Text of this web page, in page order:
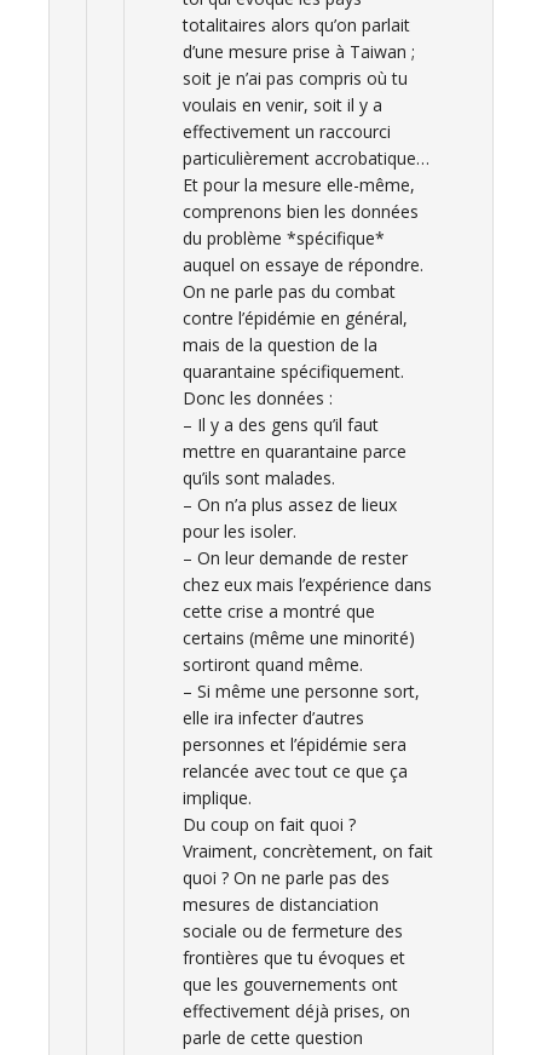
totalitaires alors qu’on parlait
d’une mesure prise à Taiwan ;
soit je n’ai pas compris où tu
voulais en venir, soit il y a
effectivement un raccourci
particulièrement accrobatique…
Et pour la mesure elle-même,
comprenons bien les données
du problème *spécifique*
auquel on essaye de répondre.
On ne parle pas du combat
contre l’épidémie en général,
mais de la question de la
quarantaine spécifiquement.
Donc les données :
– Il y a des gens qu’il faut
mettre en quarantaine parce
qu’ils sont malades.
– On n’a plus assez de lieux
pour les isoler.
– On leur demande de rester
chez eux mais l’expérience dans
cette crise a montré que
certains (même une minorité)
sortiront quand même.
– Si même une personne sort,
elle ira infecter d’autres
personnes et l’épidémie sera
relancée avec tout ce que ça
implique.
Du coup on fait quoi ?
Vraiment, concrètement, on fait
quoi ? On ne parle pas des
mesures de distanciation
sociale ou de fermeture des
frontières que tu évoques et
que les gouvernements ont
effectivement déjà prises, on
parle de cette question